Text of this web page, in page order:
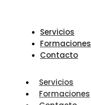
Servicios
Formaciones
Contacto
Servicios
Formaciones